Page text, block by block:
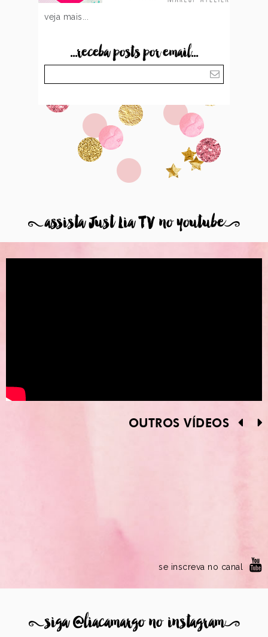
veja mais...
...receba posts por email...
8assista Just Lia TV no youtube9
OUTROS VÍDEOS
se inscreva no canal
8siga @liacamargo no instagram9